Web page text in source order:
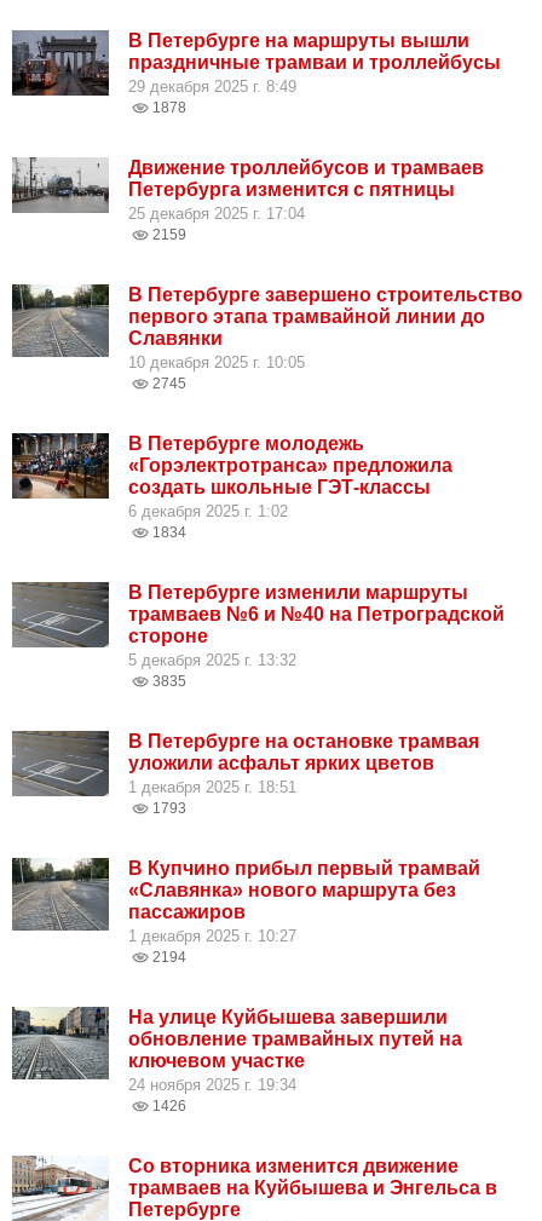
В Петербурге на маршруты вышли
праздничные трамваи и троллейбусы
29 декабря 2025 г. 8:49
1878
Движение троллейбусов и трамваев
Петербурга изменится с пятницы
25 декабря 2025 г. 17:04
2159
В Петербурге завершено строительство
первого этапа трамвайной линии до
Славянки
10 декабря 2025 г. 10:05
2745
В Петербурге молодежь
«Горэлектротранса» предложила
создать школьные ГЭТ-классы
6 декабря 2025 г. 1:02
1834
В Петербурге изменили маршруты
трамваев №6 и №40 на Петроградской
стороне
5 декабря 2025 г. 13:32
3835
В Петербурге на остановке трамвая
уложили асфальт ярких цветов
1 декабря 2025 г. 18:51
1793
В Купчино прибыл первый трамвай
«Славянка» нового маршрута без
пассажиров
1 декабря 2025 г. 10:27
2194
На улице Куйбышева завершили
обновление трамвайных путей на
ключевом участке
24 ноября 2025 г. 19:34
1426
Со вторника изменится движение
трамваев на Куйбышева и Энгельса в
Петербурге